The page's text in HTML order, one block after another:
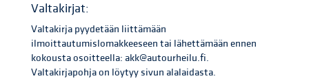
Valtakirjat:
Valtakirja pyydetään liittämään
ilmoittautumislomakkeeseen tai lähettämään ennen
kokousta osoitteella: akk@autourheilu.fi.
Valtakirjapohja on löytyy sivun alalaidasta.